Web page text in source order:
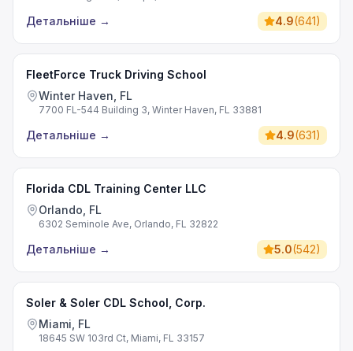
Детальніше → 4.9(641)
FleetForce Truck Driving School
Winter Haven, FL
7700 FL-544 Building 3, Winter Haven, FL 33881
Детальніше → 4.9(631)
Florida CDL Training Center LLC
Orlando, FL
6302 Seminole Ave, Orlando, FL 32822
Детальніше → 5.0(542)
Soler & Soler CDL School, Corp.
Miami, FL
18645 SW 103rd Ct, Miami, FL 33157